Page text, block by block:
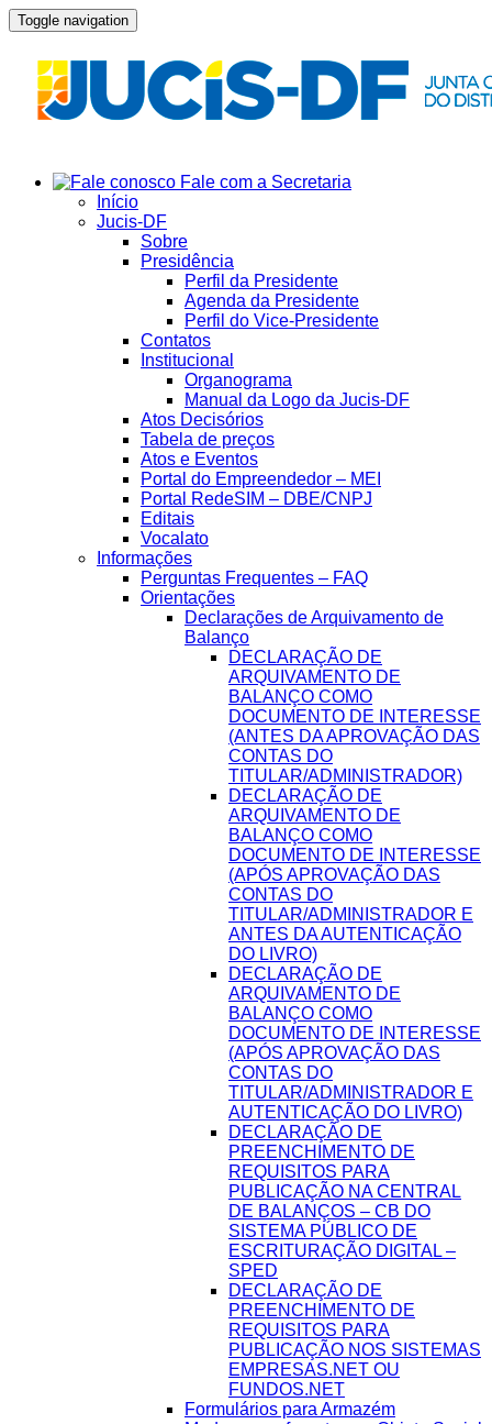
Toggle navigation
Fale com a Secretaria
Início
Jucis-DF
Sobre
Presidência
Perfil da Presidente
Agenda da Presidente
Perfil do Vice-Presidente
Contatos
Institucional
Organograma
Manual da Logo da Jucis-DF
Atos Decisórios
Tabela de preços
Atos e Eventos
Portal do Empreendedor – MEI
Portal RedeSIM – DBE/CNPJ
Editais
Vocalato
Informações
Perguntas Frequentes – FAQ
Orientações
Declarações de Arquivamento de
Balanço
DECLARAÇÃO DE
ARQUIVAMENTO DE
BALANÇO COMO
DOCUMENTO DE INTERESSE
(ANTES DA APROVAÇÃO DAS
CONTAS DO
TITULAR/ADMINISTRADOR)
DECLARAÇÃO DE
ARQUIVAMENTO DE
BALANÇO COMO
DOCUMENTO DE INTERESSE
(APÓS APROVAÇÃO DAS
CONTAS DO
TITULAR/ADMINISTRADOR E
ANTES DA AUTENTICAÇÃO
DO LIVRO)
DECLARAÇÃO DE
ARQUIVAMENTO DE
BALANÇO COMO
DOCUMENTO DE INTERESSE
(APÓS APROVAÇÃO DAS
CONTAS DO
TITULAR/ADMINISTRADOR E
AUTENTICAÇÃO DO LIVRO)
DECLARAÇÃO DE
PREENCHIMENTO DE
REQUISITOS PARA
PUBLICAÇÃO NA CENTRAL
DE BALANÇOS – CB DO
SISTEMA PÚBLICO DE
ESCRITURAÇÃO DIGITAL –
SPED
DECLARAÇÃO DE
PREENCHIMENTO DE
REQUISITOS PARA
PUBLICAÇÃO NOS SISTEMAS
EMPRESAS.NET OU
FUNDOS.NET
Formulários para Armazém